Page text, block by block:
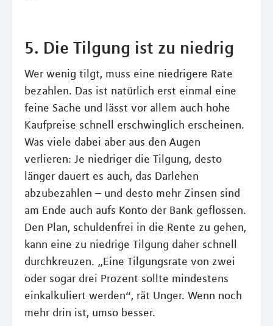
5. Die Tilgung ist zu niedrig
Wer wenig tilgt, muss eine niedrigere Rate
bezahlen. Das ist natürlich erst einmal eine
feine Sache und lässt vor allem auch hohe
Kaufpreise schnell erschwinglich erscheinen.
Was viele dabei aber aus den Augen
verlieren: Je niedriger die Tilgung, desto
länger dauert es auch, das Darlehen
abzubezahlen – und desto mehr Zinsen sind
am Ende auch aufs Konto der Bank geflossen.
Den Plan, schuldenfrei in die Rente zu gehen,
kann eine zu niedrige Tilgung daher schnell
durchkreuzen. „Eine Tilgungsrate von zwei
oder sogar drei Prozent sollte mindestens
einkalkuliert werden“, rät Unger. Wenn noch
mehr drin ist, umso besser.